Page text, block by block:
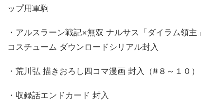
ップ用軍駒
・アルスラーン戦記×無双 ナルサス「ダイラム領主」
コスチューム ダウンロードシリアル封入
・荒川弘 描きおろし四コマ漫画 封入（#８～１０）
・収録話エンドカード 封入